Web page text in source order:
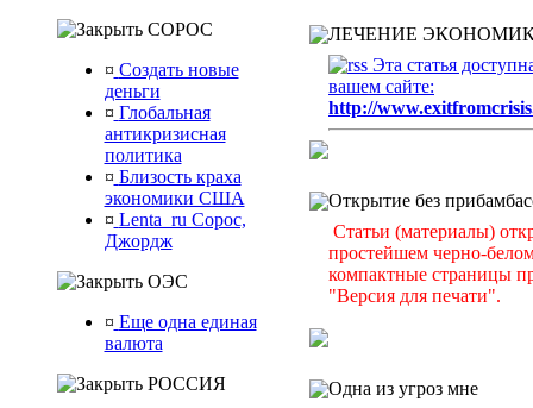
СОРОС
¤ Создать новые
деньги
¤ Глобальная
антикризисная
политика
¤ Близость краха
экономики США
¤ Lenta_ru Сорос,
Джордж
ОЭС
¤ Еще одна единая
валюта
РОССИЯ
ЛЕЧЕНИЕ
Эта статья
вашем сайте:
http://
Открытие без
Статьи (материалы)
простейшем черно-
компактные страницы
"Версия для печати".
Одна из угроз мне